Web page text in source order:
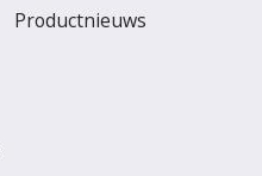
Productnieuws